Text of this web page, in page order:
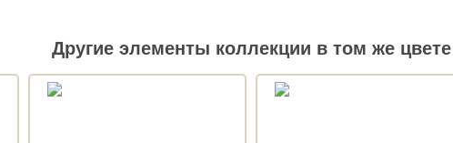
Другие элементы коллекции в том же цвете